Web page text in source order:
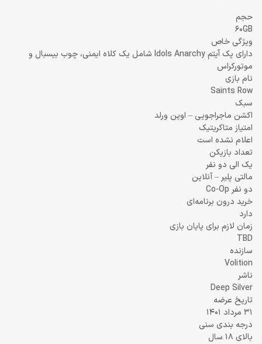
حجم
60GB
ویژگی خاص
دارای پک آیتم Idols Anarchy شامل یک کلاه ایمنی، چوب بیسبال و
موتورکراس
نام بازی
Saints Row
سبک
اکشن ماجراجویی – اوپن ورلد
امتیاز متاکریتیک
اعلام نشده است
تعداد بازیکن
یک الی دو نفر
مالتی پلیر – آنلاین
دو نفر Co-Op
خرید درون برنامه‌ای
دارد
زمان لازم برای پایان بازی
TBD
سازنده
Volition
ناشر
Deep Silver
تاریخ عرضه
31 مرداد 1401
درجه بندی سنی
بالای 18 سال